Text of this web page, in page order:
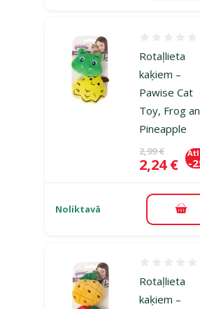
Rotaļlieta
kaķiem –
Pawise Cat
Toy, Frog
Pineapple
Oriģinālā
2,99 €
Cena
2,24 € -
Noliktavā
Rotaļlieta
kaķiem –